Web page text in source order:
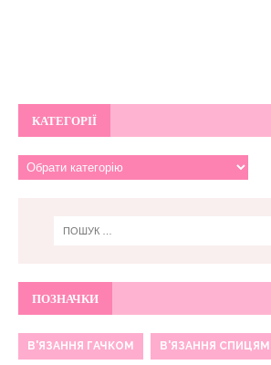
КАТЕГОРІЇ
ПОЗНАЧКИ
В'ЯЗАННЯ ГАЧКОМ В'ЯЗАННЯ